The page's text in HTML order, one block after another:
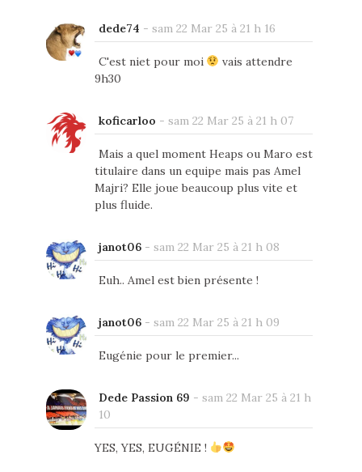
dede74 - sam 22 Mar 25 à 21 h 16
C'est niet pour moi
vais attendre
9h30
koficarloo - sam 22 Mar 25 à 21 h 07
Mais a quel moment Heaps ou Maro est
titulaire dans un equipe mais pas Amel
Majri? Elle joue beaucoup plus vite et
plus fluide.
janot06- sam 22 Mar 25 à 21 h 08
Euh.. Amel est bien présente !
janot06- sam 22 Mar 25 à 21 h 09
Eugénie pour le premier...
Dede Passion 69 - sam 22 Mar 25 à 21 h
10
YES, YES, EUGÉNIE !